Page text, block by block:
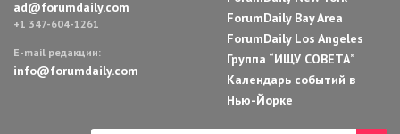
ДОМ И ЕДА
ad@forumdaily.com
+1 347-604-1261
E-mail редакции:
info@forumdaily.com
ForumDaily Bay Area
ForumDaily Los Angeles
Группа “ИЩУ СОВЕТА”
Календарь событий в
Нью-Йорке